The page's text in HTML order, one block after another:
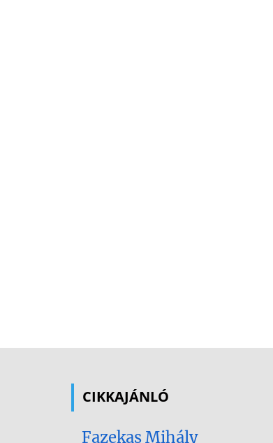
CIKKAJÁNLÓ
Fazekas Mihály